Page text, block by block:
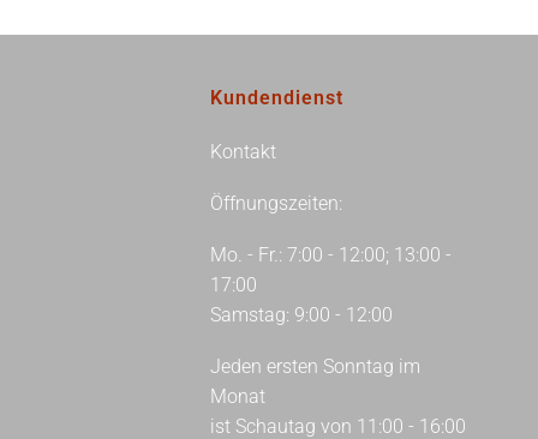
Kundendienst
Kontakt
Öffnungszeiten:
Mo. - Fr.: 7:00 - 12:00; 13:00 -
17:00
Samstag: 9:00 - 12:00
Jeden ersten Sonntag im
Monat
ist Schautag von 11:00 - 16:00